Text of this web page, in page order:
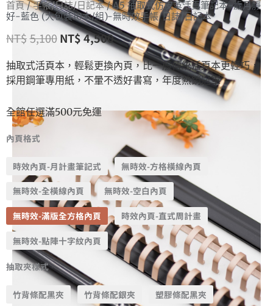
首頁/手帳/日誌/日記本/ A5 抽取式仿皮革活頁筆記本-歲月靜
好-藍色 (大包裝10本/組)-無時效手帳/日誌/日記本
NT$5,100 NT$4,500
抽取式活頁本，輕鬆更換內頁，比一般傳統活頁本更輕巧，
採用鋼筆專用紙，不暈不透好書寫，年度熱銷冠軍
全館任選滿500元免運
內頁格式
時效內頁-月計畫筆記式 無時效-方格橫線內頁
無時效-全橫線內頁 無時效-空白內頁
無時效-滿版全方格內頁 時效內頁-直式周計畫
無時效-點陣十字紋內頁
抽取夾樣式
竹背條配黑夾 竹背條配銀夾 塑膠條配黑夾